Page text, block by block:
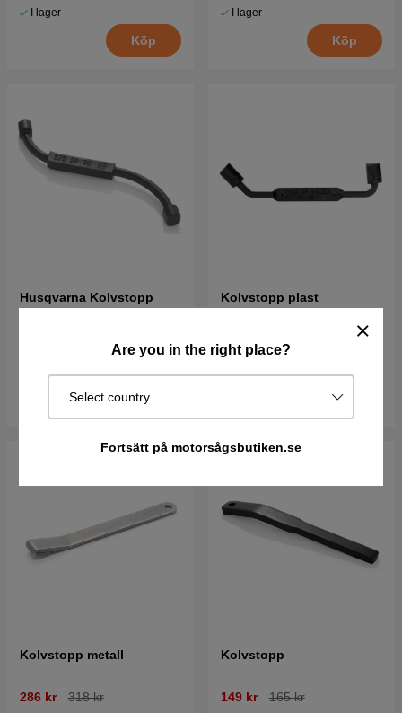
Are you in the right place?
Select country
Fortsätt på motorsågsbutiken.se
I lager
Köp
I lager
Köp
Husqvarna Kolvstopp
plast
Köp
Kolvstopp plast
Köp
Kolvstopp metall
286 kr 318 kr
Kolvstopp
149 kr 165 kr